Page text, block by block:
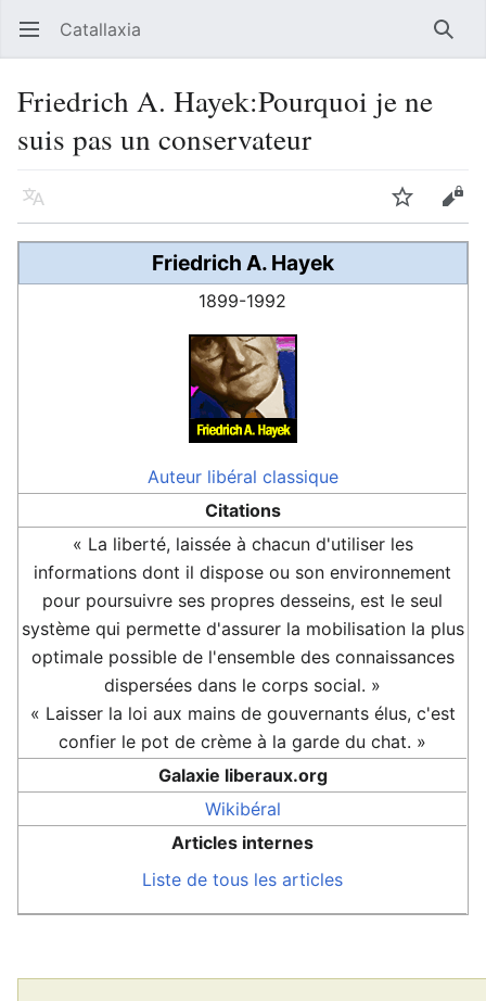
Ouvrir le menu principal Catallaxia
Friedrich A. Hayek:Pourquoi je ne
suis pas un conservateur
Langue Suivre
Friedrich A. Hayek
1899-1992
Auteur libéral classique
Citations
« La liberté, laissée à chacun d'utiliser les
informations dont il dispose ou son environnement
pour poursuivre ses propres desseins, est le seul
système qui permette d'assurer la mobilisation la plus
optimale possible de l'ensemble des connaissances
dispersées dans le corps social. »
« Laisser la loi aux mains de gouvernants élus, c'est
confier le pot de crème à la garde du chat. »
Galaxie liberaux.org
Wikibéral
Articles internes
Liste de tous les articles